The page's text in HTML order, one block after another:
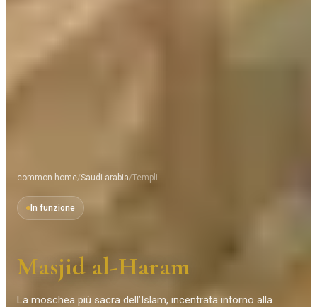
common.home/Saudi arabia/Templi
In funzione
Masjid al-Haram
La moschea più sacra dell’Islam, incentrata intorno alla